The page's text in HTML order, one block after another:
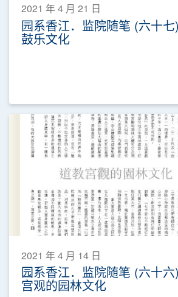
2021 年 4 月 21 日
园系香江．监院随笔 (六十
鼓乐文化
2021 年 4 月 14 日
园系香江．监院随笔 (六十
宫观的园林文化